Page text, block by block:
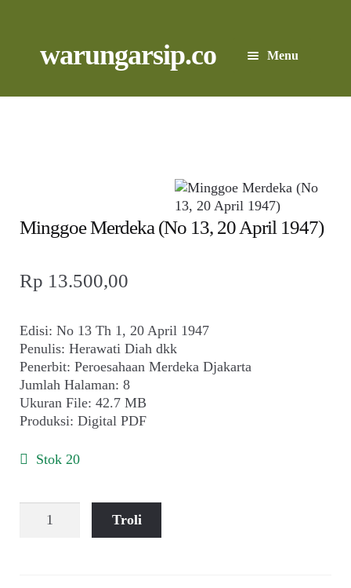
to
to
warungarsip.co Menu
Beranda
Foto
Cari Arsip
Alamat
Minggoe Merdeka (No 13, 20 April 1947)
Rp 13.500,00
Edisi: No 13 Th 1, 20 April 1947
Penulis: Herawati Diah dkk
Penerbit: Peroesahaan Merdeka Djakarta
Jumlah Halaman: 8
Ukuran File: 42.7 MB
Produksi: Digital PDF
Stok 20
Minggoe
Troli